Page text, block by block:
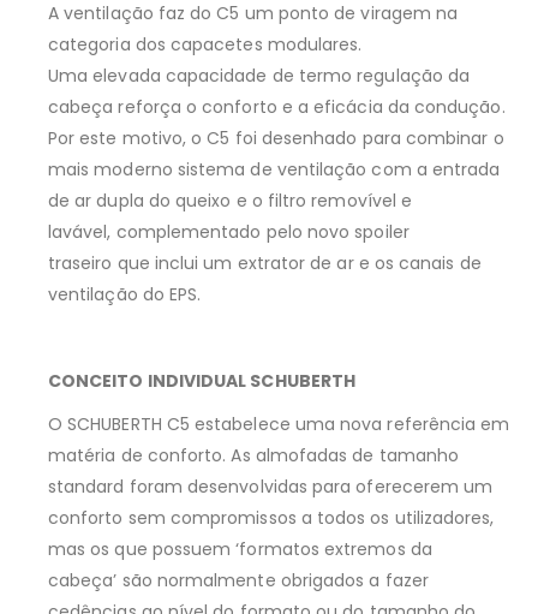
A ventilação faz do C5 um ponto de viragem na
categoria dos capacetes modulares.
Uma elevada capacidade de termo regulação da
cabeça reforça o conforto e a eficácia da condução.
Por este motivo, o C5 foi desenhado para combinar o
mais moderno sistema de ventilação com a entrada
de ar dupla do queixo e o filtro removível e
lavável, complementado pelo novo spoiler
traseiro que inclui um extrator de ar e os canais de
ventilação do EPS.
CONCEITO INDIVIDUAL SCHUBERTH
O SCHUBERTH C5 estabelece uma nova referência em
matéria de conforto. As almofadas de tamanho
standard foram desenvolvidas para oferecerem um
conforto sem compromissos a todos os utilizadores,
mas os que possuem ‘formatos extremos da
cabeça’ são normalmente obrigados a fazer